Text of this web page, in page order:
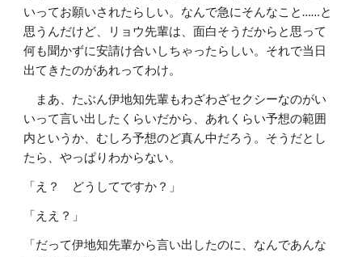
いってお願いされたらしい。なんで急にそんなこと……と
思うんだけど、リョウ先輩は、面白そうだからと思って
何も聞かずに安請け合いしちゃったらしい。それで当日
出てきたのがあれってわけ。
まあ、たぶん伊地知先輩もわざわざセクシーなのがい
いって言い出したくらいだから、あれくらい予想の範囲
内というか、むしろ予想のど真ん中だろう。そうだとし
たら、やっぱりわからない。
「え？ どうしてですか？」
「ええ？」
「だって伊地知先輩から言い出したのに、なんであんな